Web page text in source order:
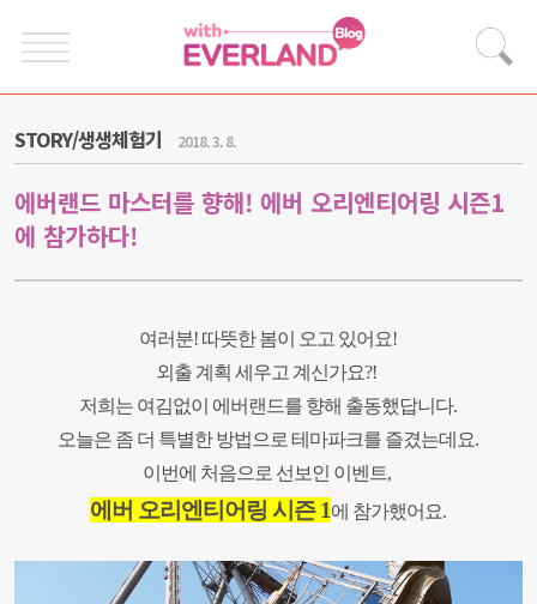
STORY/생생체험기 2018. 3. 8.
에버랜드 마스터를 향해! 에버 오리엔티어링 시즌1
에 참가하다!
여러분! 따뜻한 봄이 오고 있어요!
외출 계획 세우고 계신가요?!
저희는 여김없이 에버랜드를 향해 출동했답니다.
오늘은 좀 더 특별한 방법으로 테마파크를 즐겼는데요.
이번에 처음으로 선보인 이벤트,
에버 오리엔티어링 시즌1에 참가했어요.